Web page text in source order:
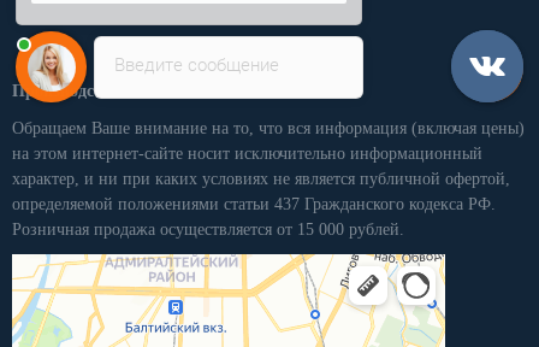
Производственная компания «ПКММ»
Обращаем Ваше внимание на то, что вся информация (включая цены)
на этом интернет-сайте носит исключительно информационный
характер, и ни при каких условиях не является публичной офертой,
определяемой положениями статьи 437 Гражданского кодекса РФ.
Розничная продажа осуществляется от 15 000 рублей.
Введите сообщение